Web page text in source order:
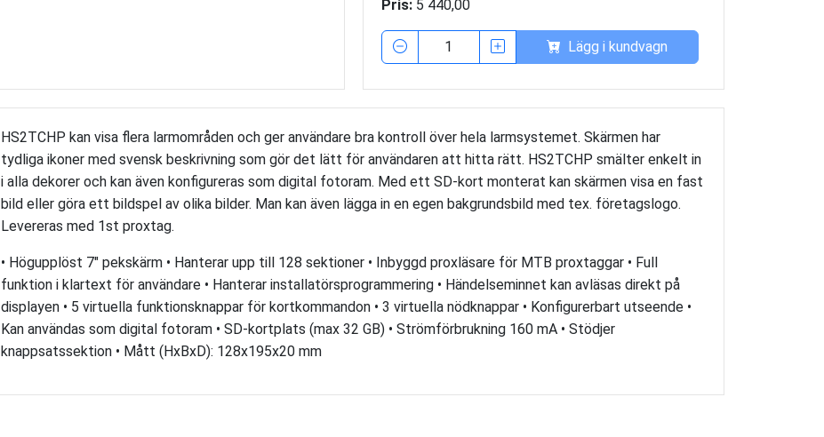
Pris:5 440,00
Lägg i kundvagn
HS2TCHP kan visa flera larmområden och ger användare bra kontroll över hela larmsystemet. Skärmen har
tydliga ikoner med svensk beskrivning som gör det lätt för användaren att hitta rätt. HS2TCHP smälter enkelt in
i alla dekorer och kan även konfigureras som digital fotoram. Med ett SD-kort monterat kan skärmen visa en fast
bild eller göra ett bildspel av olika bilder. Man kan även lägga in en egen bakgrundsbild med tex. företagslogo.
Levereras med 1st proxtag.
• Högupplöst 7" pekskärm • Hanterar upp till 128 sektioner • Inbyggd proxläsare för MTB proxtaggar • Full
funktion i klartext för användare • Hanterar installatörsprogrammering • Händelseminnet kan avläsas direkt på
displayen • 5 virtuella funktionsknappar för kortkommandon • 3 virtuella nödknappar • Konfigurerbart utseende •
Kan användas som digital fotoram • SD-kortplats (max 32 GB) • Strömförbrukning 160 mA • Stödjer
knappsatssektion • Mått (HxBxD): 128x195x20 mm